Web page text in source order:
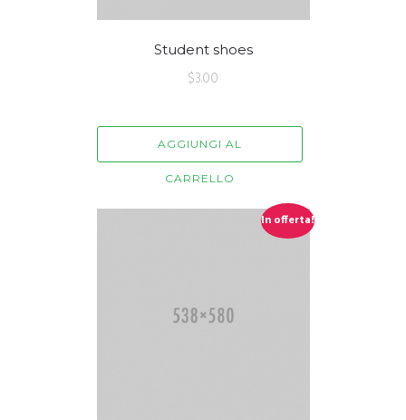
Student shoes
$3.00
AGGIUNGI AL
CARRELLO
In offerta!